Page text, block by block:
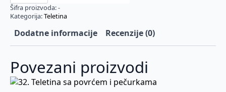
sa
povrćem,
krompirom
maslacem
količina
Šifra proizvoda:-
Kategorija:Teletina
Dodatne informacije Recenzije (0)
Povezani proizvodi